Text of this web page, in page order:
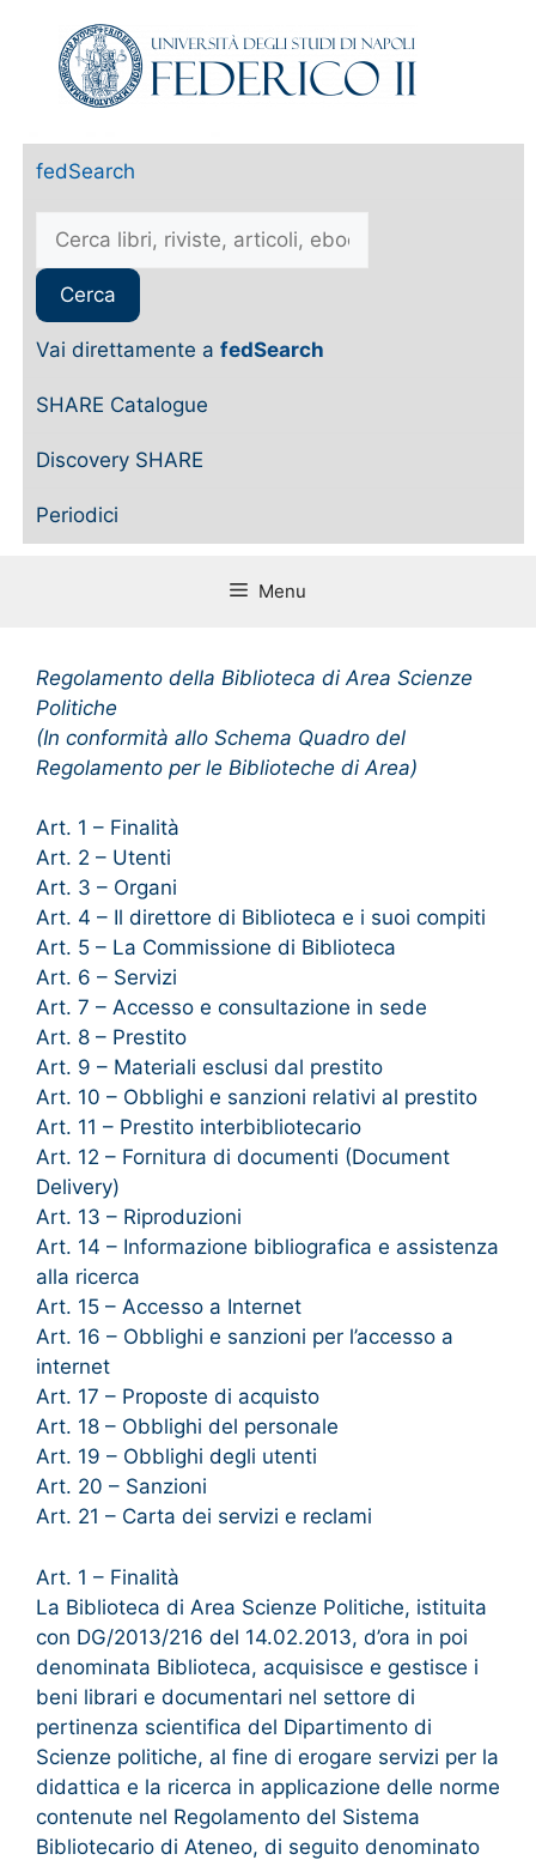
fedSearch
Vai direttamente a fedSearch
SHARE Catalogue
Discovery SHARE
Periodici
Menu
Regolamento della Biblioteca di Area Scienze
Politiche
(In conformità allo Schema Quadro del
Regolamento per le Biblioteche di Area)
Art. 1 – Finalità
Art. 2 – Utenti
Art. 3 – Organi
Art. 4 – Il direttore di Biblioteca e i suoi compiti
Art. 5 – La Commissione di Biblioteca
Art. 6 – Servizi
Art. 7 – Accesso e consultazione in sede
Art. 8 – Prestito
Art. 9 – Materiali esclusi dal prestito
Art. 10 – Obblighi e sanzioni relativi al prestito
Art. 11 – Prestito interbibliotecario
Art. 12 – Fornitura di documenti (Document
Delivery)
Art. 13 – Riproduzioni
Art. 14 – Informazione bibliografica e assistenza
alla ricerca
Art. 15 – Accesso a Internet
Art. 16 – Obblighi e sanzioni per l’accesso a
internet
Art. 17 – Proposte di acquisto
Art. 18 – Obblighi del personale
Art. 19 – Obblighi degli utenti
Art. 20 – Sanzioni
Art. 21 – Carta dei servizi e reclami
Art. 1 – Finalità
La Biblioteca di Area Scienze Politiche, istituita
con DG/2013/216 del 14.02.2013, d’ora in poi
denominata Biblioteca, acquisisce e gestisce i
beni librari e documentari nel settore di
pertinenza scientifica del Dipartimento di
Scienze politiche, al fine di erogare servizi per la
didattica e la ricerca in applicazione delle norme
contenute nel Regolamento del Sistema
Bibliotecario di Ateneo, di seguito denominato